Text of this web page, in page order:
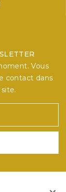
Vous
contact dans